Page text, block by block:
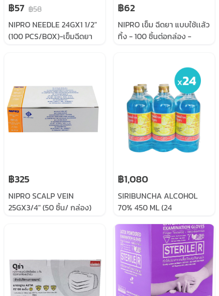
฿57 ฿58
NIPRO NEEDLE 24GX1 1/2"
(100 PCS/BOX)-เข็มฉีดยา
฿62
NIPRO เข็ม ฉีดยา แบบใช้เเล้ว
ทิ้ง - 100 ชิ้นต่อกล่อง -
฿325
NIPRO SCALP VEIN
25GX3/4" (50 ชิ้น/ กล่อง)
฿1,080
SIRIBUNCHA ALCOHOL
70% 450 ML (24
450 ml บรรจุ 24 ขวด/กล่อง